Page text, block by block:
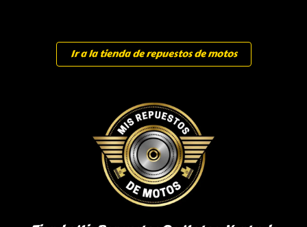
Ir a la tienda de repuestos de motos